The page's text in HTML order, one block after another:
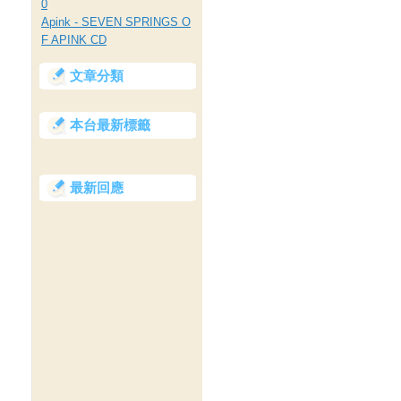
0
Apink - SEVEN SPRINGS O
F APINK CD
文章分類
本台最新標籤
最新回應